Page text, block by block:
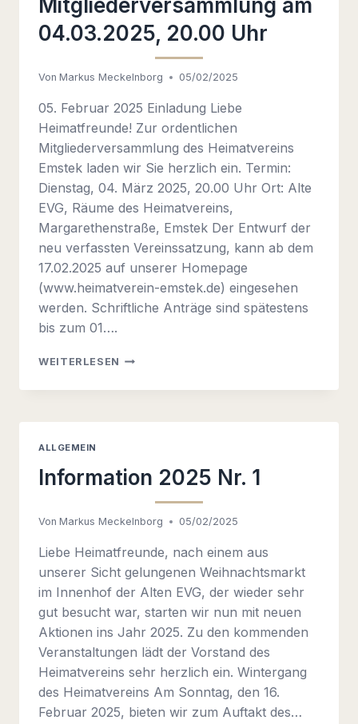
Mitgliederversammlung am
04.03.2025, 20.00 Uhr
Von Markus Meckelnborg 05/02/2025
05. Februar 2025 Einladung Liebe
Heimatfreunde! Zur ordentlichen
Mitgliederversammlung des Heimatvereins
Emstek laden wir Sie herzlich ein. Termin:
Dienstag, 04. März 2025, 20.00 Uhr Ort: Alte
EVG, Räume des Heimatvereins,
Margarethenstraße, Emstek Der Entwurf der
neu verfassten Vereinssatzung, kann ab dem
17.02.2025 auf unserer Homepage
(www.heimatverein-emstek.de) eingesehen
werden. Schriftliche Anträge sind spätestens
bis zum 01….
WEITERLESEN EINLADUNG
MITGLIEDERVERSAMMLUNG
ALLGEMEIN
Information 2025 Nr. 1
Von Markus Meckelnborg 05/02/2025
Liebe Heimatfreunde, nach einem aus
unserer Sicht gelungenen Weihnachtsmarkt
im Innenhof der Alten EVG, der wieder sehr
gut besucht war, starten wir nun mit neuen
Aktionen ins Jahr 2025. Zu den kommenden
Veranstaltungen lädt der Vorstand des
Heimatvereins sehr herzlich ein. Wintergang
des Heimatvereins Am Sonntag, den 16.
Februar 2025, bieten wir zum Auftakt des…